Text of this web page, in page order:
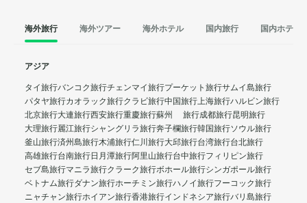
海外旅行 海外ツアー 海外ホテル 国内旅行 国内ホテル
アジア
タイ旅行バンコク旅行チェンマイ旅行プーケット旅行サムイ島旅行
パタヤ旅行カオラック旅行クラビ旅行中国旅行上海旅行ハルビン旅行
北京旅行大連旅行西安旅行重慶旅行蘇州 旅行成都旅行昆明旅行
大理旅行麗江旅行シャングリラ旅行奔子欄旅行韓国旅行ソウル旅行
釜山旅行済州島旅行木浦旅行仁川旅行大邱旅行台湾旅行台北旅行
高雄旅行台南旅行日月潭旅行阿里山旅行台中旅行フィリピン旅行
セブ島旅行マニラ旅行クラーク旅行ボホール旅行シンガポール旅行
ベトナム旅行ダナン旅行ホーチミン旅行ハノイ旅行フーコック旅行
ニャチャン旅行ホイアン旅行香港旅行インドネシア旅行バリ島旅行